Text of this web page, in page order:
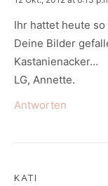
Ihr hattet heute
Deine Bilder
Kastanienacker…
LG, Annette.
Antworten
KATI